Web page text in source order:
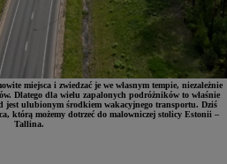
miejsca i zwiedzać je we własnym tempie, niezależnie
Dlatego dla wielu zapalonych podróżników to właśnie
jest ulubionym środkiem wakacyjnego transportu. Dziś
którą możemy dotrzeć do malowniczej stolicy Estonii –
Tallina.